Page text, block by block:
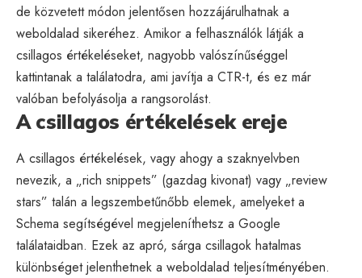
de közvetett módon jelentősen hozzájárulhatnak a
weboldalad sikeréhez. Amikor a felhasználók látják a
csillagos értékeléseket, nagyobb valószínűséggel
kattintanak a találatodra, ami javítja a CTR-t, és ez már
valóban befolyásolja a rangsorolást.
A csillagos értékelések ereje
A csillagos értékelések, vagy ahogy a szaknyelvben
nevezik, a „rich snippets” (gazdag kivonat) vagy „review
stars” talán a legszembetűnőbb elemek, amelyeket a
Schema segítségével megjeleníthetsz a Google
találataidban. Ezek az apró, sárga csillagok hatalmas
különbséget jelenthetnek a weboldalad teljesítményében.